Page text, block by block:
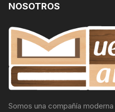
NOSOTROS
Somos una compañía